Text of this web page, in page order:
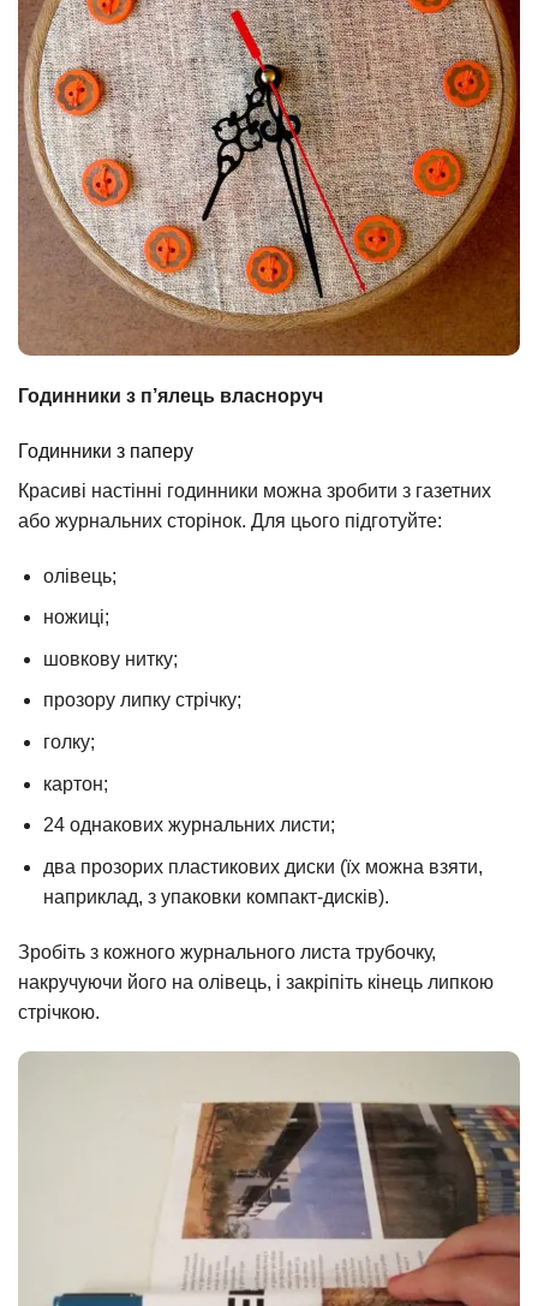
Годинники з п’ялець власноруч
Годинники з паперу
Красиві настінні годинники можна зробити з газетних
або журнальних сторінок. Для цього підготуйте:
олівець;
ножиці;
шовкову нитку;
прозору липку стрічку;
голку;
картон;
24 однакових журнальних листи;
два прозорих пластикових диски (їх можна взяти,
наприклад, з упаковки компакт-дисків).
Зробіть з кожного журнального листа трубочку,
накручуючи його на олівець, і закріпіть кінець липкою
стрічкою.